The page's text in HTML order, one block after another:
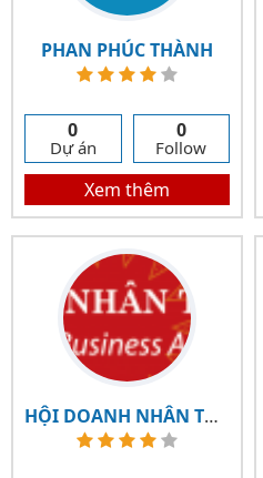
PHAN PHÚC THÀNH
0
Dự án
0
Follow
Xem thêm
HỘI DOANH NHÂN TƯ NHÂN VIỆT NAM